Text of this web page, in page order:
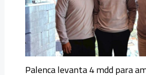
Palenca levanta 4 mdd para